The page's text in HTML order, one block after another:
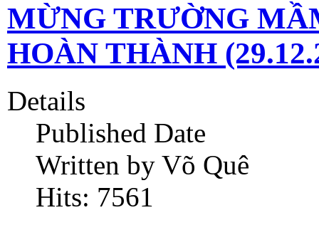
MỪNG TRƯỜNG
HOÀN THÀNH
Details
Published Date
Written by Võ Quê
Hits: 7561